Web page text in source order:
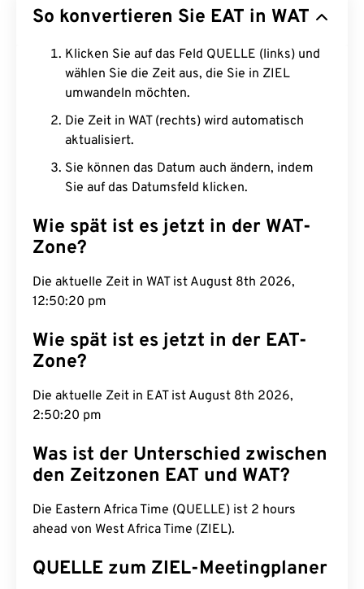
So konvertieren Sie EAT in WAT
Klicken Sie auf das Feld QUELLE (links) und
wählen Sie die Zeit aus, die Sie in ZIEL
umwandeln möchten.
Die Zeit in WAT (rechts) wird automatisch
aktualisiert.
Sie können das Datum auch ändern, indem
Sie auf das Datumsfeld klicken.
Wie spät ist es jetzt in der WAT-
Zone?
Die aktuelle Zeit in WAT ist August 8th 2026,
12:50:21 pm
Wie spät ist es jetzt in der EAT-
Zone?
Die aktuelle Zeit in EAT ist August 8th 2026,
2:50:21 pm
Was ist der Unterschied zwischen
den Zeitzonen EAT und WAT?
Die Eastern Africa Time (QUELLE) ist 2 hours
ahead von West Africa Time (ZIEL).
QUELLE zum ZIEL-Meetingplaner